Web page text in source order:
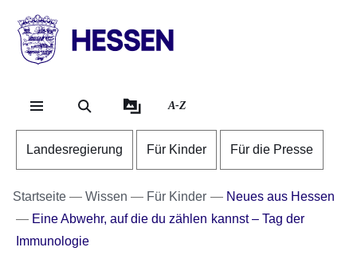
HESSEN
Landesregierung
A-Z
Landesregierung Für Kinder Für die Presse
Startseite Wissen Für Kinder
Neues aus Hessen
Eine Abwehr, auf die du zählen kannst – Tag der
Immunologie